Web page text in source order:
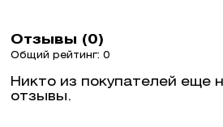
Отзывы (0)
Общий рейтинг: 0
Никто из покупателей еще
отзывы.